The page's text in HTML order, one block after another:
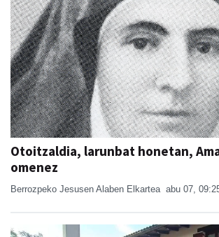
Otoitzaldia, larunbat honetan,
omenez
Berrozpeko Jesusen Alaben Elkartea abu 07,